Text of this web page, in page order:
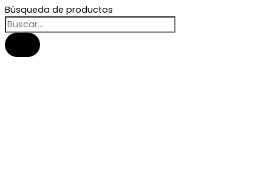
Búsqueda de productos